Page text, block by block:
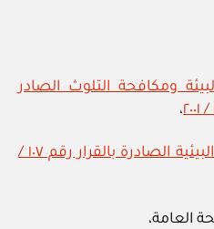
ومكافحة التلوث الصادر
،
لائحة تنظيم التصاريح البيئية الصادرة بالقرار رقم ١٠٧ /
العامة،